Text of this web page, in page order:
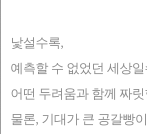
낯설수록,
예측할 수 없었던 세상
어떤 두려움과 함께 짜
물론, 기대가 큰 공갈빵